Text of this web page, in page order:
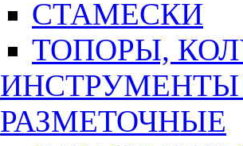
СТАМЕСКИ
ТОПОРЫ,
ИНСТРУМЕНТЫ
РАЗМЕТОЧНЫЕ